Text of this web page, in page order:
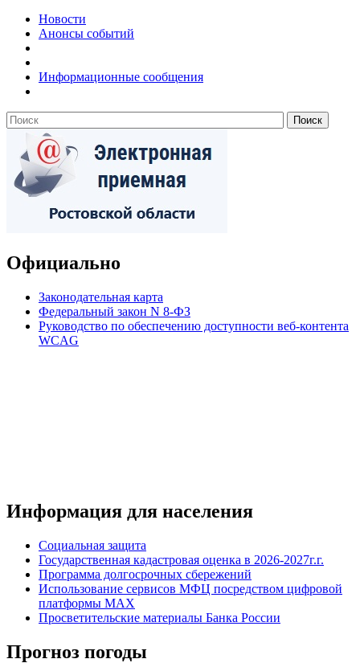
Новости
Анонсы событий
Информационные сообщения
Официально
Законодательная карта
Федеральный закон N 8-ФЗ
Руководство по обеспечению доступности веб-контента
WCAG
Информация для населения
Социальная защита
Государственная кадастровая оценка в 2026-2027г.г.
Программа долгосрочных сбережений
Использование сервисов МФЦ посредством цифровой
платформы MAX
Просветительские материалы Банка России
Прогноз погоды